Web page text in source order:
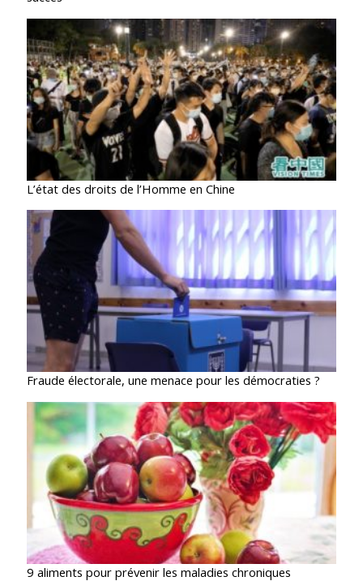
L’état des droits de l’Homme en Chine
Fraude électorale, une menace pour les démocraties ?
9 aliments pour prévenir les maladies chroniques